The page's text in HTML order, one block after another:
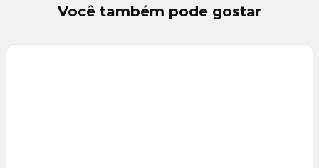
Você também pode gostar